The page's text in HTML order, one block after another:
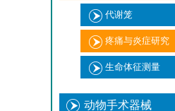
代谢笼
疼痛与炎症研究
生命体征测量
动物手术器械